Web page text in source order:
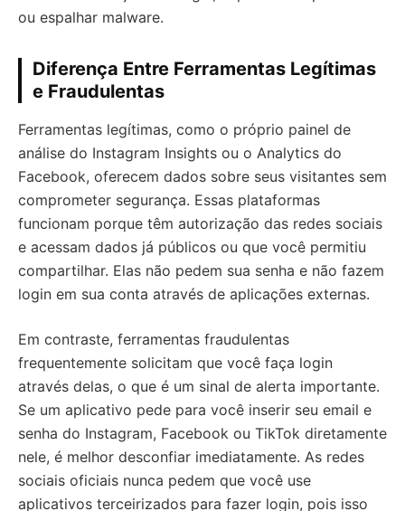
ou espalhar malware.
Diferença Entre Ferramentas Legítimas
e Fraudulentas
Ferramentas legítimas, como o próprio painel de
análise do Instagram Insights ou o Analytics do
Facebook, oferecem dados sobre seus visitantes sem
comprometer segurança. Essas plataformas
funcionam porque têm autorização das redes sociais
e acessam dados já públicos ou que você permitiu
compartilhar. Elas não pedem sua senha e não fazem
login em sua conta através de aplicações externas.
Em contraste, ferramentas fraudulentas
frequentemente solicitam que você faça login
através delas, o que é um sinal de alerta importante.
Se um aplicativo pede para você inserir seu email e
senha do Instagram, Facebook ou TikTok diretamente
nele, é melhor desconfiar imediatamente. As redes
sociais oficiais nunca pedem que você use
aplicativos terceirizados para fazer login, pois isso